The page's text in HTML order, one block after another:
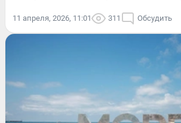
11 апреля, 2026, 11:01 311 Обсудить